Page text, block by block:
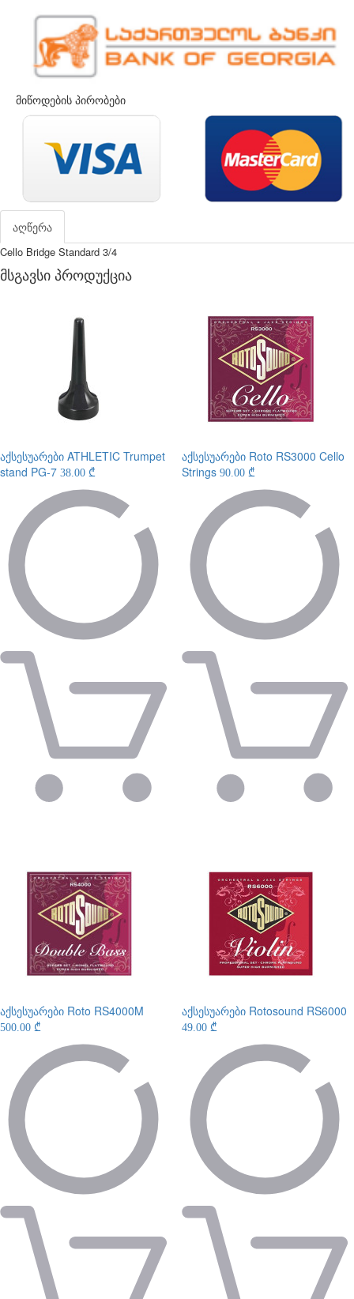
მიწოდების პირობები
აღწერა
Cello Bridge Standard 3/4
მსგავსი პროდუქცია
აქსესუარები ATHLETIC Trumpet
stand PG-7 38.00 ₾
აქსესუარები Roto RS3000 Cello
Strings 90.00 ₾
აქსესუარები Roto RS4000M
500.00 ₾
აქსესუარები Rotosound RS6000
49.00 ₾